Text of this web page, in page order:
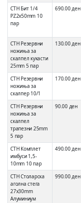
СТН Бит 1/4
PZ2x50mm 10
пар
690.00 ден
СТН Резервни
ножиња за
скалпел кукасти
25mm 5 пар
130.00 ден
СТН Резервни
ножиња за
скалпер 10/1
170.00 ден
СТН Резервни
ножиња за
скалпел
трапезни 25mm
5 пар
90.00 ден
СТН Комплет
имбуси 1,5-
10mm 10 пар
490.00 ден
СТН Столарска
аголна стега
27x30mm
Алуминиум
990.00 ден